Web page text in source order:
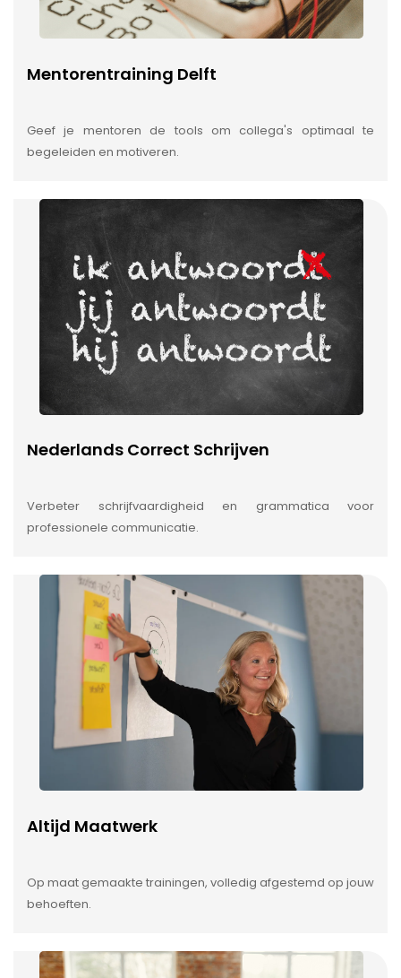
Mentorentraining Delft
Geef je mentoren de tools om collega's optimaal te
begeleiden en motiveren.
Nederlands Correct Schrijven
Verbeter schrijfvaardigheid en grammatica voor
professionele communicatie.
Altijd Maatwerk
Op maat gemaakte trainingen, volledig afgestemd op jouw
behoeften.